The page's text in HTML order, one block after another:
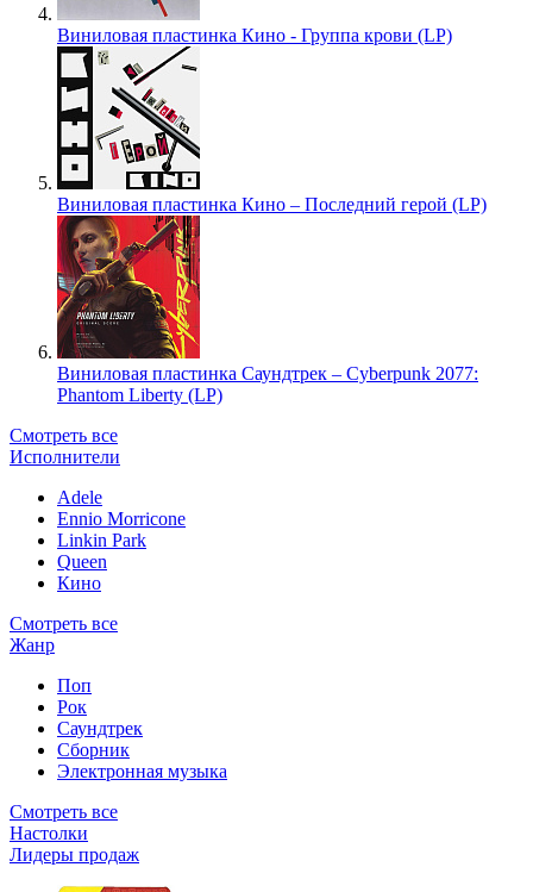
Виниловая пластинка Кино - Группа крови (LP)
Виниловая пластинка Кино – Последний герой (LP)
Виниловая пластинка Саундтрек – Cyberpunk 2077:
Phantom Liberty (LP)
Смотреть все
Исполнители
Adele
Ennio Morricone
Linkin Park
Queen
Кино
Смотреть все
Жанр
Поп
Рок
Саундтрек
Сборник
Электронная музыка
Смотреть все
Настолки
Лидеры продаж